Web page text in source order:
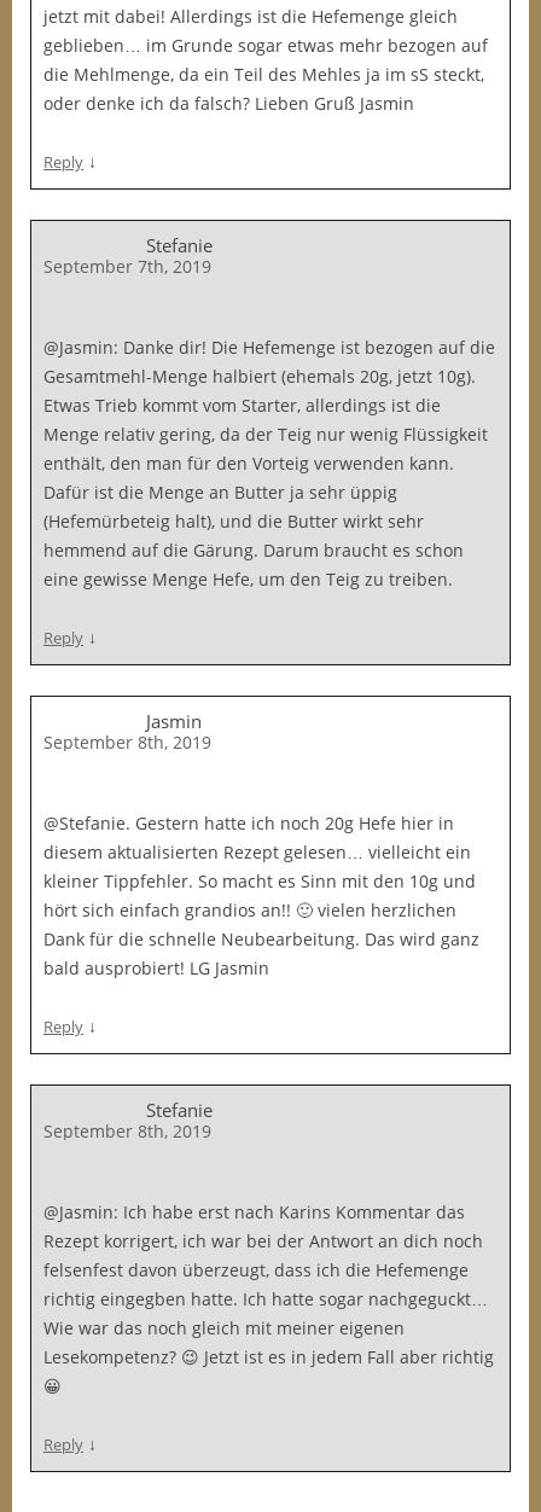
jetzt mit dabei! Allerdings ist die Hefemenge gleich
geblieben… im Grunde sogar etwas mehr bezogen auf
die Mehlmenge, da ein Teil des Mehles ja im sS steckt,
oder denke ich da falsch? Lieben Gruß Jasmin
Reply ↓
Stefanie
September 7th, 2019
@Jasmin: Danke dir! Die Hefemenge ist bezogen auf die
Gesamtmehl-Menge halbiert (ehemals 20g, jetzt 10g).
Etwas Trieb kommt vom Starter, allerdings ist die
Menge relativ gering, da der Teig nur wenig Flüssigkeit
enthält, den man für den Vorteig verwenden kann.
Dafür ist die Menge an Butter ja sehr üppig
(Hefemürbeteig halt), und die Butter wirkt sehr
hemmend auf die Gärung. Darum braucht es schon
eine gewisse Menge Hefe, um den Teig zu treiben.
Reply ↓
Jasmin
September 8th, 2019
@Stefanie. Gestern hatte ich noch 20g Hefe hier in
diesem aktualisierten Rezept gelesen… vielleicht ein
kleiner Tippfehler. So macht es Sinn mit den 10g und
hört sich einfach grandios an!! 🙂 vielen herzlichen
Dank für die schnelle Neubearbeitung. Das wird ganz
bald ausprobiert! LG Jasmin
Reply ↓
Stefanie
September 8th, 2019
@Jasmin: Ich habe erst nach Karins Kommentar das
Rezept korrigert, ich war bei der Antwort an dich noch
felsenfest davon überzeugt, dass ich die Hefemenge
richtig eingegben hatte. Ich hatte sogar nachgeguckt…
Wie war das noch gleich mit meiner eigenen
Lesekompetenz? 😉 Jetzt ist es in jedem Fall aber richtig
😀
Reply ↓